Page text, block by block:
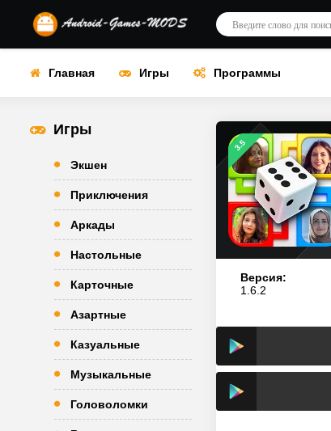
Главная Игры Программы
Игры
Экшен
Приключения
Аркады
Настольные
Карточные
Азартные
Казуальные
Музыкальные
Головоломки
3.5
Версия:
1.6.2